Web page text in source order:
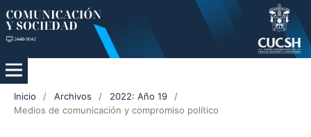
Inicio / Archivos / 2022: Año 19
/
Medios de comunicación y compromiso político